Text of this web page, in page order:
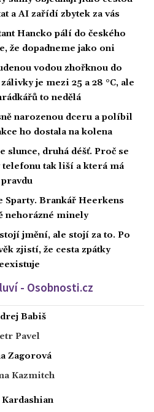
a AI zařídí zbytek za vás
Hancko pálí do českého
že dopadneme jako oni
vodou zhořknou do
je mezi 25 a 28 °C, ale
to nedělá
narozenou dceru a políbil
ho dostala na kolena
slunce, druhá déšť. Proč se
tak liší a která má
pravdu
Sparty. Brankář Heerkens
nehorázné minely
jmění, ale stojí za to. Po
zjistí, že cesta zpátky
- Osobnosti.cz
Babiš
Pavel
Zagorová
Kazmitch